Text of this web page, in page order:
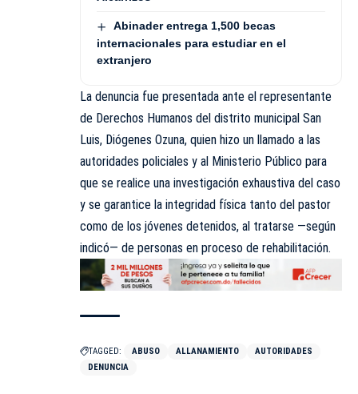
Abinader entrega 1,500 becas
internacionales para estudiar en el
extranjero
La denuncia fue presentada ante el representante
de Derechos Humanos del distrito municipal San
Luis, Diógenes Ozuna, quien hizo un llamado a las
autoridades policiales y al Ministerio Público para
que se realice una investigación exhaustiva del caso
y se garantice la integridad física tanto del pastor
como de los jóvenes detenidos, al tratarse —según
indicó— de personas en proceso de rehabilitación.
TAGGED: ABUSO ALLANAMIENTO
AUTORIDADES
DENUNCIA